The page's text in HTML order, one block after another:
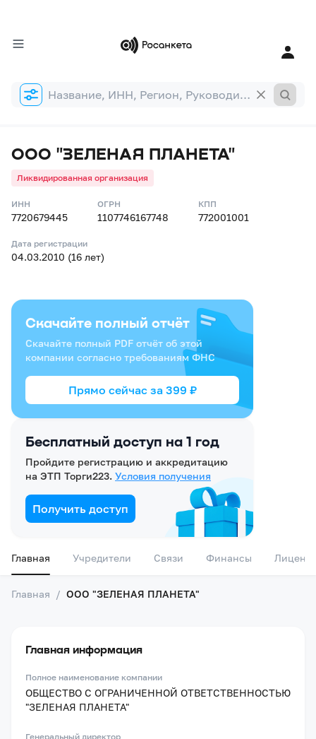
Форма
поиска
ООО "ЗЕЛЕНАЯ ПЛАНЕТА"
Ликвидированная организация
ИНН
7720679445
ОГРН
1107746167748
КПП
772001001
Дата регистрации
04.03.2010 (16 лет)
Бесплатный доступ на 1 год
Пройдите регистрацию и аккредитацию
на ЭТП Торги223. Условия получения
Получить доступ
Скачайте полный отчёт
Скачайте полный PDF отчёт об этой
компании согласно требованиям ФНС
Прямо сейчас за 399 ₽
Главная Учредители Связи Финансы
Главная / ООО "ЗЕЛЕНАЯ ПЛАНЕТА"
Главная информация
Полное наименование компании
ОБЩЕСТВО С ОГРАНИЧЕННОЙ ОТВЕТСТВЕННОСТЬЮ
"ЗЕЛЕНАЯ ПЛАНЕТА"
Генеральный директор